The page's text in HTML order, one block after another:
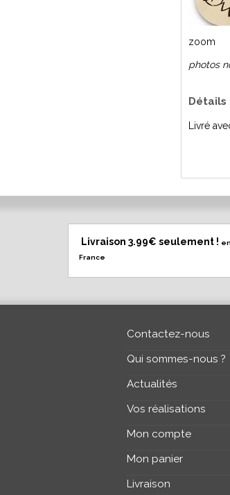
zoom
photos
Détails
Livré
Livraison 3.99€ seulement !
France
Contactez-nous
Qui sommes-nous ?
Actualités
Vos réalisations
Mon compte
Mon panier
Livraison